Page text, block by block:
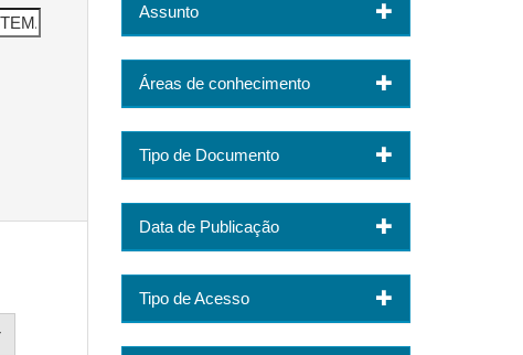
Assunto
Áreas de conhecimento
Tipo de Documento
Data de Publicação
Tipo de Acesso